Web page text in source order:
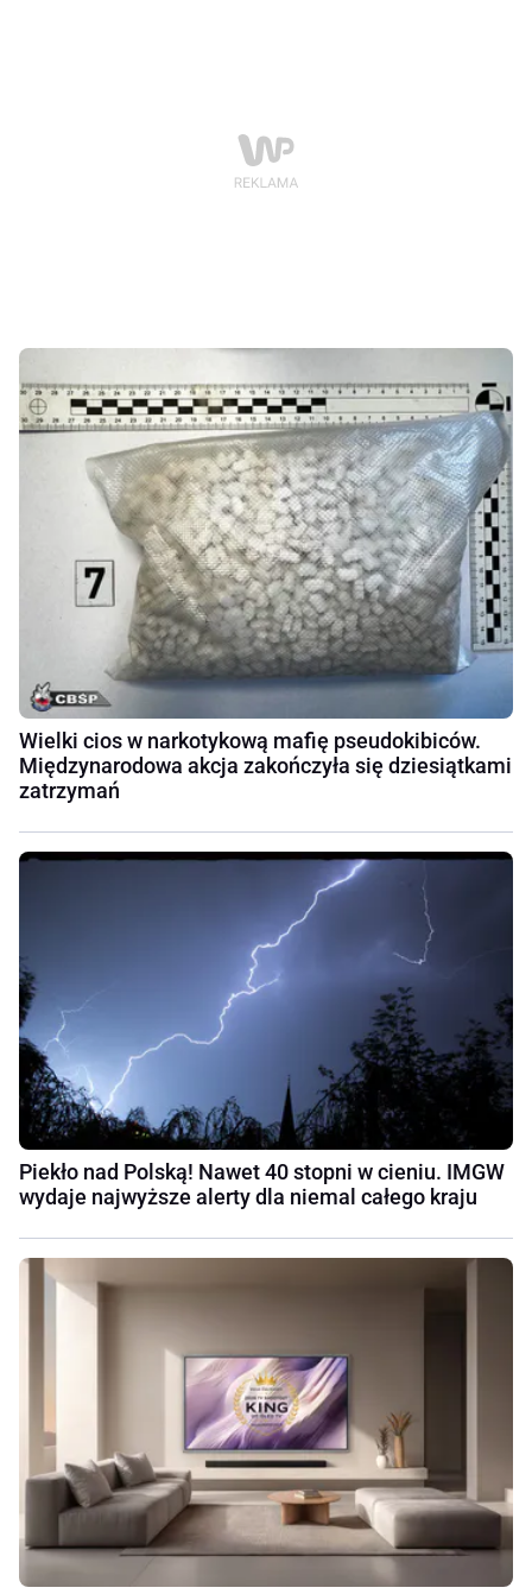
Wielki cios w narkotykową mafię pseudokibiców.
Międzynarodowa akcja zakończyła się dziesiątkami
zatrzymań
Piekło nad Polską! Nawet 40 stopni w cieniu. IMGW
wydaje najwyższe alerty dla niemal całego kraju